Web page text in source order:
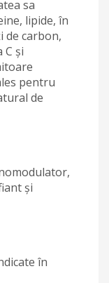
sa
lipide, în
de carbon,
C și
pentru
de
şi
în